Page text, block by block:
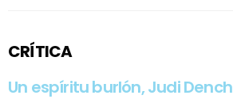
CRÍTICA
Un espíritu burlón, Judi